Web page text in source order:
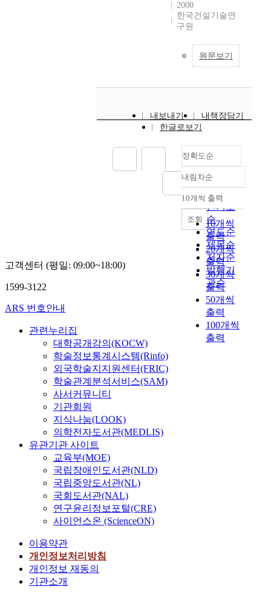
2000
한국건설기술연
구원
원문보기
내보내기
내책장담기
한글로보기
정확도순
정확도
순
인기도
순
연도순
제목순
저자순
발행기
관순
내림차순
내림차순
10개씩 출력
10개씩
출력
20개씩
출력
30개씩
출력
50개씩
출력
100개씩
출력
조회
고객센터 (평일: 09:00~18:00)
1599-3122
ARS 번호안내
관련누리집
대학공개강의(KOCW)
학술정보통계시스템(Rinfo)
외국학술지지원센터(FRIC)
학술관계분석서비스(SAM)
사서커뮤니티
기관회원
지식나눔(LOOK)
의학전자도서관(MEDLIS)
유관기관 사이트
교육부(MOE)
국립장애인도서관(NLD)
국립중앙도서관(NL)
국회도서관(NAL)
연구윤리정보포털(CRE)
사이언스온 (ScienceON)
이용약관
개인정보처리방침
개인정보 재동의
기관소개